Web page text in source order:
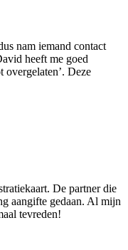
nam iemand contact
heeft me goed
overgelaten’. Deze
De partner die
aangifte gedaan. Al mijn
tevreden!